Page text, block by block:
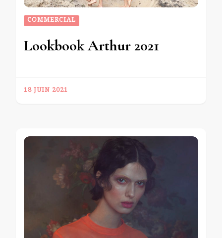
COMMERCIAL
Lookbook Arthur 2021
18 JUIN 2021